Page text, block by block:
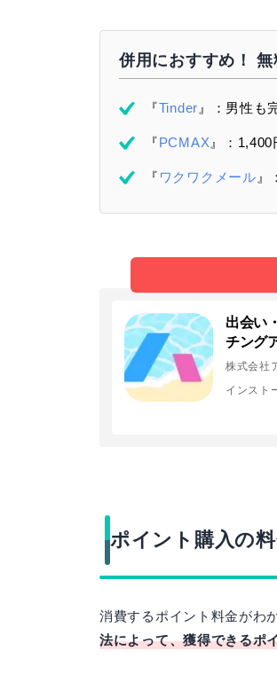
併用におすすめ！
『Tinder 』：男性も
『PCMAX 』：
『 ワクワクメール 』
出会い
チング
株式会社
インスト
ポイント購入の
消費するポイント料金がわ
法によって、獲得できるポ